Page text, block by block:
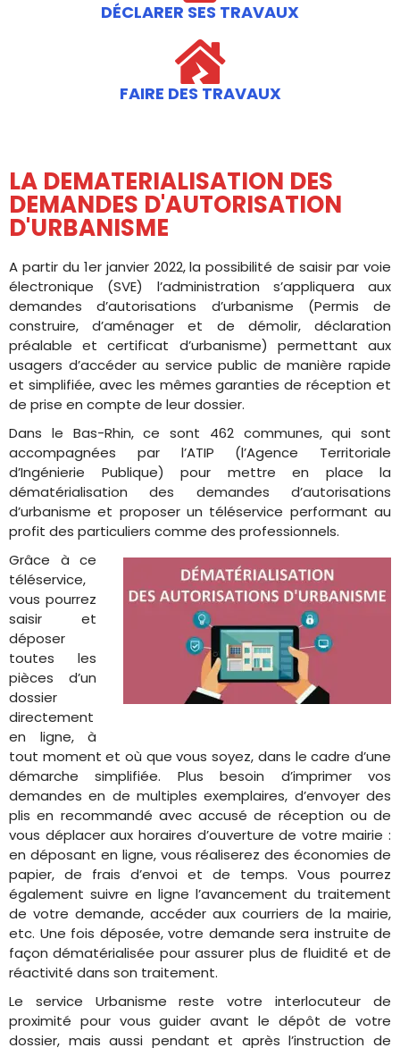
DÉCLARER SES TRAVAUX​
FAIRE DES TRAVAUX
LA DEMATERIALISATION DES
DEMANDES D'AUTORISATION
D'URBANISME
A partir du 1er janvier 2022, la possibilité de saisir par voie
électronique (SVE) l’administration s’appliquera aux
demandes d’autorisations d’urbanisme (Permis de
construire, d’aménager et de démolir, déclaration
préalable et certificat d’urbanisme) permettant aux
usagers d’accéder au service public de manière rapide
et simplifiée, avec les mêmes garanties de réception et
de prise en compte de leur dossier.
Dans le Bas-Rhin, ce sont 462 communes, qui sont
accompagnées par l’ATIP (l’Agence Territoriale
d’Ingénierie Publique) pour mettre en place la
dématérialisation des demandes d’autorisations
d’urbanisme et proposer un téléservice performant au
profit des particuliers comme des professionnels.
Grâce à ce
téléservice,
vous pourrez
saisir et
déposer
toutes les
pièces d’un
dossier
directement
en ligne, à
tout moment et où que vous soyez, dans le cadre d’une
démarche simplifiée. Plus besoin d’imprimer vos
demandes en de multiples exemplaires, d’envoyer des
plis en recommandé avec accusé de réception ou de
vous déplacer aux horaires d’ouverture de votre mairie :
en déposant en ligne, vous réaliserez des économies de
papier, de frais d’envoi et de temps. Vous pourrez
également suivre en ligne l’avancement du traitement
de votre demande, accéder aux courriers de la mairie,
etc. Une fois déposée, votre demande sera instruite de
façon dématérialisée pour assurer plus de fluidité et de
réactivité dans son traitement.
Le service Urbanisme reste votre interlocuteur de
proximité pour vous guider avant le dépôt de votre
dossier, mais aussi pendant et après l’instruction de